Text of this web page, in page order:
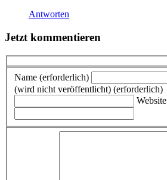
Antworten
Jetzt kommentieren
Name (erforderlich)
(wird nicht veröffentlicht) (erforderlich)
Website